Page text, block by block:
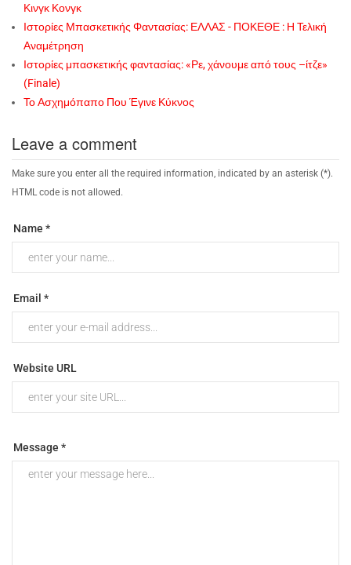
Κινγκ Κονγκ
Ιστορίες Μπασκετικής Φαντασίας: ΕΛΛΑΣ - ΠΟΚΕΘΕ : Η Τελική
Αναμέτρηση
Ιστορίες μπασκετικής φαντασίας: «Ρε, χάνουμε από τους –ίτζε»
(Finale)
Το Ασχημόπαπο Που Έγινε Κύκνος
Leave a comment
Make sure you enter all the required information, indicated by an asterisk (*).
HTML code is not allowed.
Name *
Email *
Website URL
Message *